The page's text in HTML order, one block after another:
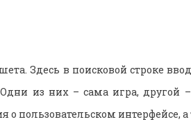
Здесь в поисковой строке
из них – сама игра, другой
пользовательском интерфейсе, а